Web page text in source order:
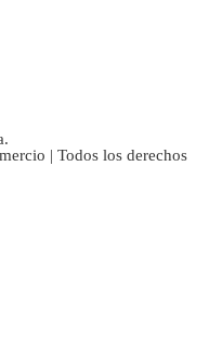
| Todos los derechos